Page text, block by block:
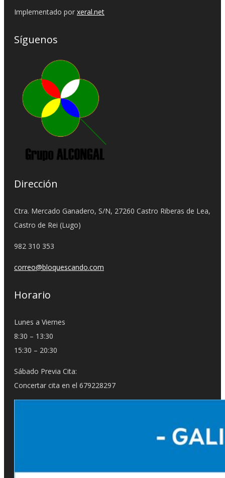
Implementado por xeral.net
Síguenos
Dirección
Ctra. Mercado Ganadero, S/N, 27260 Castro Riberas de Lea,
Castro de Rei (Lugo)
982 310 353
correo@bloquescando.com
Horario
Lunes a Viernes
8:30 – 13:30
15:30 – 20:30
Sábado Previa Cita:
Concertar cita en el 679228297